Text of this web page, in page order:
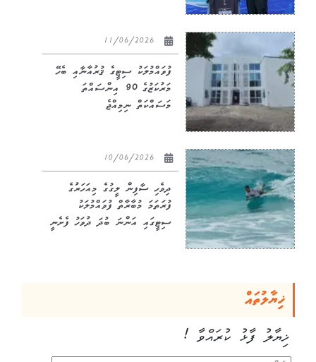
ފުވައްމުލަކު ސިޓީގެ ޤުރުއާނާއި ބެހޭ
މަރުކަޒުގެ 90 އިންސައްތަ
މަސައްކަތް ނިމިއްޖެ
ދިވެހި ސާފިން ލީގުގެ މިއަހަރުގެ
ފުރަތަމަ މުބާރާތް ފުވައްމުލަކު
ސިޓީގައި އަންނަ ބުދަ ދުވަހު ފެށެނީ
ޚިޔާލުތައް
ޚިޔާލު ފާޅު ކުރައްވާ !